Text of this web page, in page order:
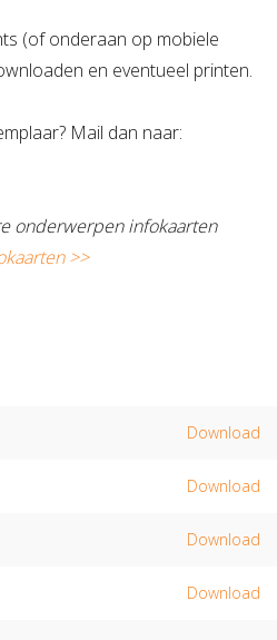
(of onderaan op mobiele
en eventueel printen.
Mail dan naar:
onderwerpen infokaarten
>>
Download
Download
Download
Download